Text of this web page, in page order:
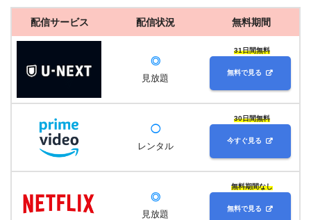
配信サービス 配信状況 無料期間
◎
見放題
31日間無料
無料で見る
◯
レンタル
30日間無料
今すぐ見る
◎
見放題
無料期間なし
無料で見る